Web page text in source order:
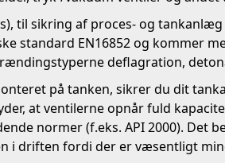
til sikring af proces- og
standard EN16852 og kommer
deflagration,
på tanken, sikrer du dit
at ventilerne opnår fuld
normer (f.eks. API 2000). Det
i driften fordi der er væsentligt